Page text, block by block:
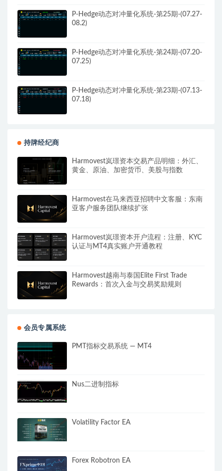
P-Hedge动态对冲量化系统-第25期-(07.27-
08.2)
P-Hedge动态对冲量化系统-第24期-(07.20-
07.25)
P-Hedge动态对冲量化系统-第23期-(07.13-
07.18)
持牌经纪商
Harmovest岚璟资本交易产品明细：外汇、
黄金、原油、加密货币、美股与指数
Harmovest在马来西亚招聘中文客服：东南
亚客户服务团队继续扩张
Harmovest岚璟资本开户流程：注册、KYC
认证与MT4真实账户开通教程
Harmovest越南与泰国Elite First Trade
Rewards：首次入金与交易奖励规则
会员专属系统
PMT指标交易系统 — MT4
Nus二进制指标
Volatility Factor EA
Forex Robotron EA